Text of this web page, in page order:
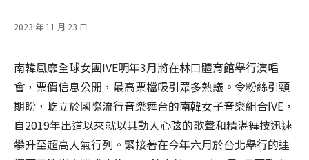
2023 年 11 月 23 日
南韓風靡全球女團IVE明年3月將在林口體育館舉行演唱
會，票價信息公開，最高票檔吸引眾多熱議。令粉絲引頸
期盼，屹立於國際流行音樂舞台的南韓女子音樂組合IVE，
自2019年出道以來就以其動人心弦的歌聲和精湛舞技迅速
攀升至超高人氣行列。緊接著在今年六月於台北舉行的連